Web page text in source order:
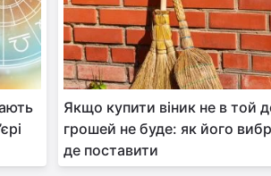
Якщо купити віник не в той
грошей не буде: як його
де поставити